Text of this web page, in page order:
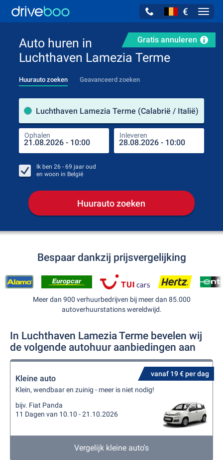
€
Gratis annuleren
Auto huren in
Luchthaven Lamezia Terme
Huurauto zoeken Geavanceerd zoeken
Luchthaven Lamezia Terme (Calabrië / Italië)
Ophalen Inleveren
Ik ben 26 - 69 jaar oud
en woon in België
Huurauto zoeken
Bespaar dankzij prijsvergelijking
Meer dan 900 verhuurbedrijven bij meer dan 85.000
autoverhuurstations wereldwijd.
In Luchthaven Lamezia Terme bevelen wij
de volgende autohuur aanbiedingen aan
vanaf 19 € per dag
Kleine auto
Klein, wendbaar en zuinig - meer is niet nodig!
bijv. Fiat Panda
11 Dagen van 10.10 - 21.10.2026
Vergelijk kleine auto's